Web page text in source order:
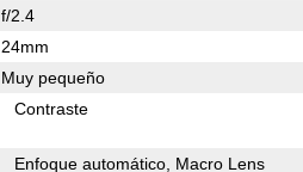
f/2.4
24mm
Muy pequeño
Contraste
Enfoque automático Macro Lens